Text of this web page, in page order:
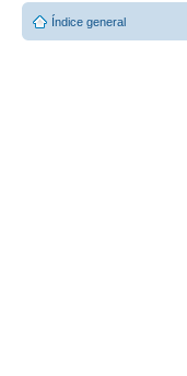
Índice general